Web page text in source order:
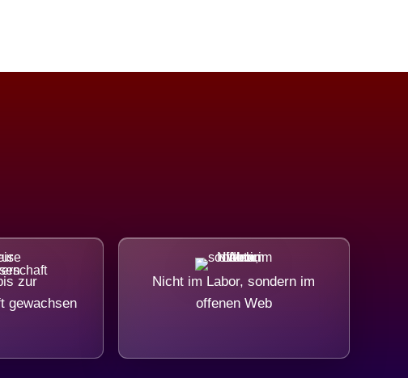
zur
gewachsen
Nicht im Labor, sondern im
offenen Web